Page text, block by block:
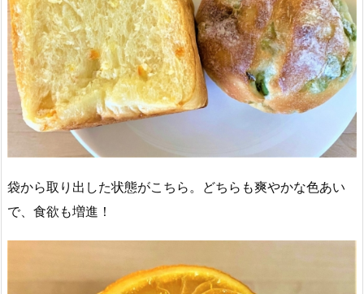
袋から取り出した状態がこちら。どちらも爽やかな色あい
で、食欲も増進！